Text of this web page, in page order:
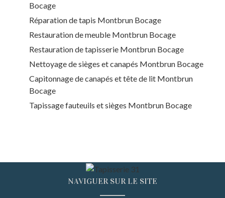
Bocage
Réparation de tapis Montbrun Bocage
Restauration de meuble Montbrun Bocage
Restauration de tapisserie Montbrun Bocage
Nettoyage de sièges et canapés Montbrun Bocage
Capitonnage de canapés et tête de lit Montbrun
Bocage
Tapissage fauteuils et sièges Montbrun Bocage
NAVIGUER SUR LE SITE